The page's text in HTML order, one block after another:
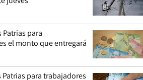
para
el monto que entregará
para trabajadores